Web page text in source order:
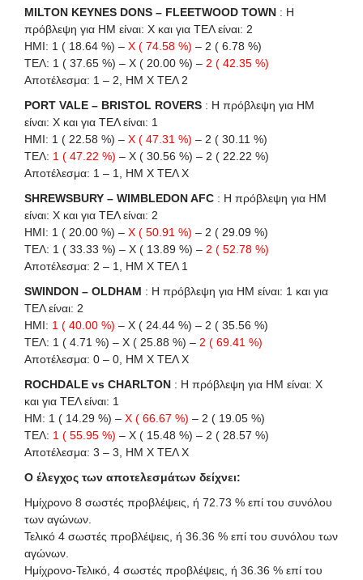
MILTON KEYNES DONS – FLEETWOOD TOWN : Η
πρόβλεψη για HΜ είναι: X και για ΤΕΛ είναι: 2
HΜI: 1 ( 18.64 %) – X ( 74.58 %) – 2 ( 6.78 %)
ΤΕΛ: 1 ( 37.65 %) – X ( 20.00 %) – 2 ( 42.35 %)
Αποτέλεσμα: 1 – 2, ΗΜ Χ ΤΕΛ 2
PORT VALE – BRISTOL ROVERS : Η πρόβλεψη για HΜ
είναι: X και για ΤΕΛ είναι: 1
HΜI: 1 ( 22.58 %) – X ( 47.31 %) – 2 ( 30.11 %)
ΤΕΛ: 1 ( 47.22 %) – X ( 30.56 %) – 2 ( 22.22 %)
Αποτέλεσμα: 1 – 1, ΗΜ Χ ΤΕΛ Χ
SHREWSBURY – WIMBLEDON AFC : Η πρόβλεψη για HΜ
είναι: X και για ΤΕΛ είναι: 2
HΜI: 1 ( 20.00 %) – X ( 50.91 %) – 2 ( 29.09 %)
ΤΕΛ: 1 ( 33.33 %) – X ( 13.89 %) – 2 ( 52.78 %)
Αποτέλεσμα: 2 – 1, ΗΜ Χ ΤΕΛ 1
SWINDON – OLDHAM : Η πρόβλεψη για HΜ είναι: 1 και για
ΤΕΛ είναι: 2
HΜI: 1 ( 40.00 %) – X ( 24.44 %) – 2 ( 35.56 %)
ΤΕΛ: 1 ( 4.71 %) – X ( 25.88 %) – 2 ( 69.41 %)
Αποτέλεσμα: 0 – 0, ΗΜ Χ ΤΕΛ Χ
ROCHDALE vs CHARLTON : Η πρόβλεψη για HΜ είναι: X
και για ΤΕΛ είναι: 1
HM: 1 ( 14.29 %) – X ( 66.67 %) – 2 ( 19.05 %)
ΤΕΛ: 1 ( 55.95 %) – X ( 15.48 %) – 2 ( 28.57 %)
Αποτέλεσμα: 3 – 3, ΗΜ Χ ΤΕΛ Χ
Ο έλεγχος των αποτελεσμάτων δείχνει:
Ημίχρονο 8 σωστές προβλέψεις, ή 72.73 % επί του συνόλου
των αγώνων.
Τελικό 4 σωστές προβλέψεις, ή 36.36 % επί του συνόλου των
αγώνων.
Ημίχρονο-Τελικό, 4 σωστές προβλέψεις, ή 36.36 % επί του